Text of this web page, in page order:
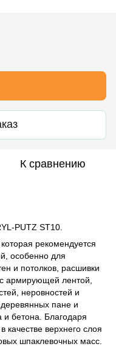
К сравнению
PUTZ ST10.
рекомендуется
особенно для
и потолков, расшивки
армирующей лентой,
неровностей и
пане и
и бетона. Благодаря
верхнего слоя
шпаклевочных масс.